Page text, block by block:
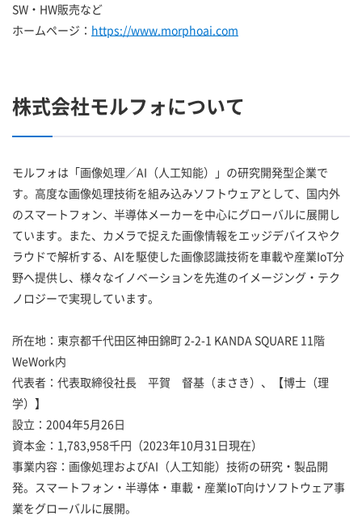
SW・HW販売など
ホームページ： https://www.morphoai.com
株式会社モルフォについて
モルフォは「画像処理／AI（人工知能）」の研究開発型企業で
す。高度な画像処理技術を組み込みソフトウェアとして、国内外
のスマートフォン、半導体メーカーを中心にグローバルに展開し
ています。また、カメラで捉えた画像情報をエッジデバイスやク
ラウドで解析する、AIを駆使した画像認識技術を車載や産業IoT分
野へ提供し、様々なイノベーションを先進のイメージング・テク
ノロジーで実現しています。
所在地：東京都千代田区神田錦町 2-2-1 KANDA SQUARE 11階
WeWork内
代表者：代表取締役社長 平賀 督基（まさき）、【博士（理
学）】
設立：2004年5月26日
資本金：1,783,958千円（2023年10月31日現在）
事業内容：画像処理およびAI（人工知能）技術の研究・製品開
発。スマートフォン・半導体・車載・産業IoT向けソフトウェア事
業をグローバルに展開。